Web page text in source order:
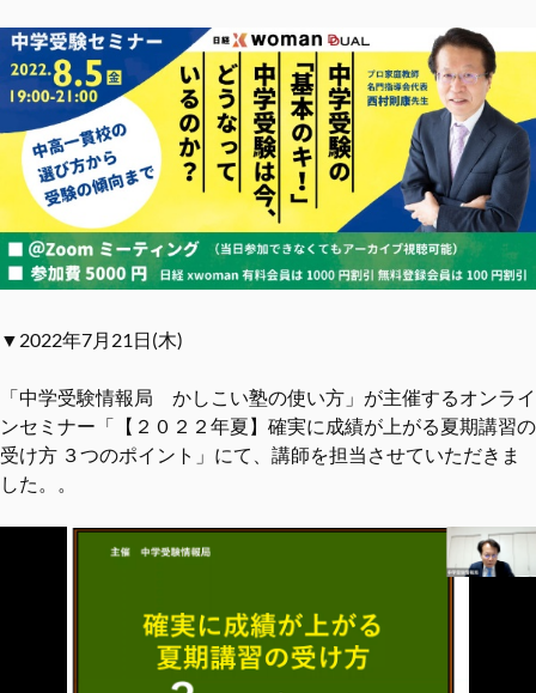
▼2022年7月21日(木)
「中学受験情報局 かしこい塾の使い方」が主催するオンライ
ンセミナー「【２０２２年夏】確実に成績が上がる夏期講習の
受け方 ３つのポイント」にて、講師を担当させていただきま
した。。